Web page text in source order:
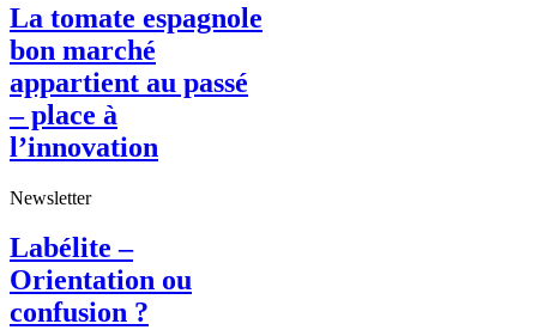
La tomate espagnole
bon marché
appartient au passé
– place à
l’innovation
Newsletter
Labélite –
Orientation ou
confusion ?